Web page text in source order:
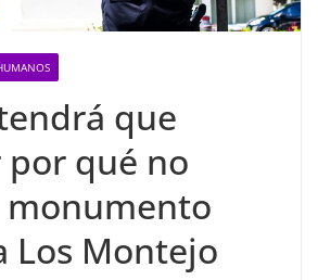
que
qué no
Los Montejo